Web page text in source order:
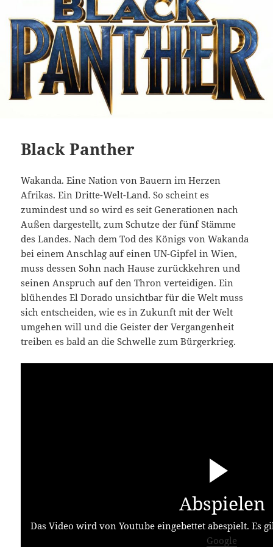
Black Panther
Wakanda. Eine Nation von Bauern im Herzen
Afrikas. Ein Dritte-Welt-Land. So scheint es
zumindest und so wird es seit Generationen nach
Außen dargestellt, zum Schutze der fünf Stämme
des Landes. Nach dem Tod des Königs von Wakanda
bei einem Anschlag auf einen UN-Gipfel in Wien,
muss dessen Sohn nach Hause zurückkehren und
seinen Anspruch auf den Thron verteidigen. Ein
blühendes El Dorado unsichtbar für die Welt muss
sich entscheiden, wie es in Zukunft mit der Welt
umgehen will und die Geister der Vergangenheit
treiben es bald an die Schwelle zum Bürgerkrieg.
Abspielen
Das Video wird von Youtube eingebettet abespielt. Es
Google